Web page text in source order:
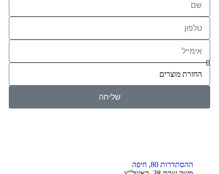
שליחה
ההסתדרות 80, חיפה